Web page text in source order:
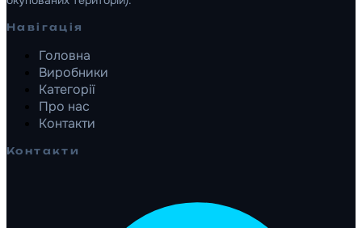
Навігація
Головна
Виробники
Категорії
Про нас
Контакти
Контакти